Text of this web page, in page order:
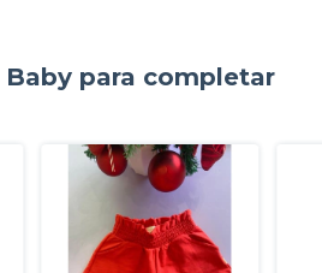
Baby para completar